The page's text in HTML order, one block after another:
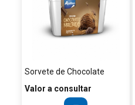
Sorvete de Chocolate
Valor a consultar